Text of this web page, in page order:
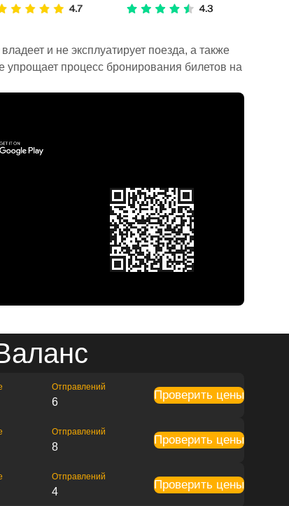
и не эксплуатирует поезда, а также
процесс бронирования билетов на
Отправлений
6
Проверить цены
Отправлений
8
Проверить цены
Отправлений
4
Проверить цены